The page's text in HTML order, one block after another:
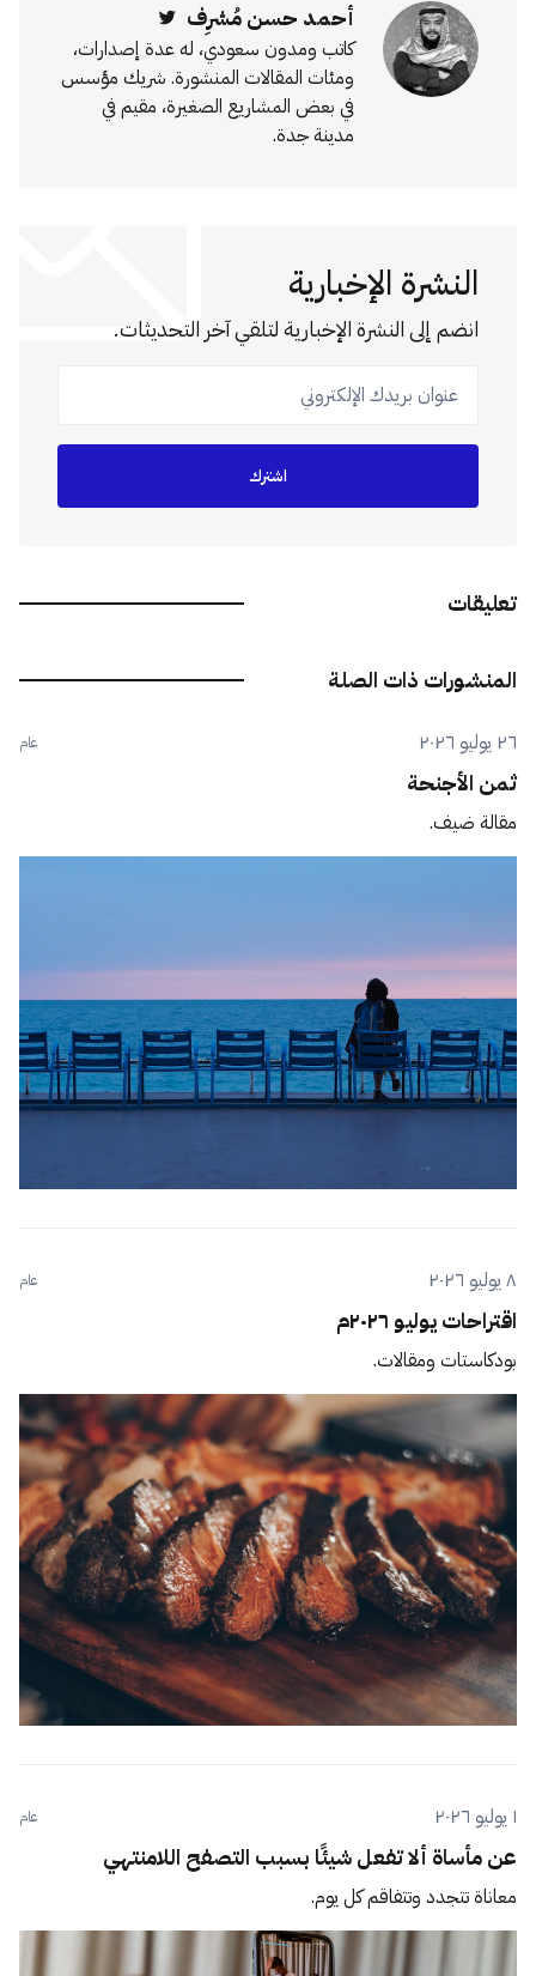
أحمد حسن مُشرِف
كاتب ومدون سعودي، له عدة إصدارات،
ومئات المقالات المنشورة. شريك مؤسس
في بعض المشاريع الصغيرة، مقيم في
مدينة جدة.
النشرة الإخبارية
انضم إلى النشرة الإخبارية لتلقي آخر التحديثات.
عنوان بريدك الإلكتروني
اشترك
تعليقات
المنشورات ذات الصلة
٢٦ يوليو ٢٠٢٦ عام
ثمن الأجنحة
مقالة ضيف.
٨ يوليو ٢٠٢٦ عام
اقتراحات يوليو ٢٠٢٦م
بودكاستات ومقالات.
١ يوليو ٢٠٢٦ عام
عن مأساة ألا تفعل شيئًا بسبب التصفح اللامنتهي
معاناة تتجدد وتتفاقم كل يوم.